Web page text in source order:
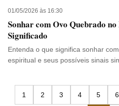
01/05/2026 às 16:30
Sonhar com Ovo Quebrado
Significado
Entenda o que significa sonhar
espiritual e seus possíveis sinais
1 2 3 4 5 6